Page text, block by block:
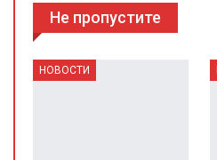
Не пропустите
НОВОСТИ